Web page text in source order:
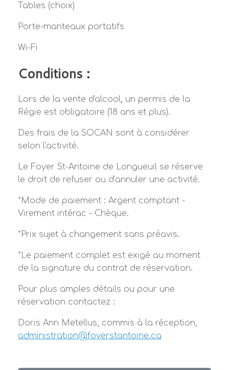
Tables (choix)
Porte-manteaux portatifs
Wi-Fi
Conditions :
Lors de la vente d'alcool, un permis de la
Régie est obligatoire (18 ans et plus).
Des frais de la SOCAN sont à considérer
selon l'activité.
Le Foyer St-Antoine de Longueuil se réserve
le droit de refuser ou d’annuler une activité.
*Mode de paiement : Argent comptant -
Virement intérac - Chèque.
*Prix sujet à changement sans préavis.
*Le paiement complet est exigé au moment
de la signature du contrat de réservation.
Pour plus amples détails ou pour une
réservation contactez :
Doris Ann Metellus, commis à la réception,
administration@foyerstantoine.ca